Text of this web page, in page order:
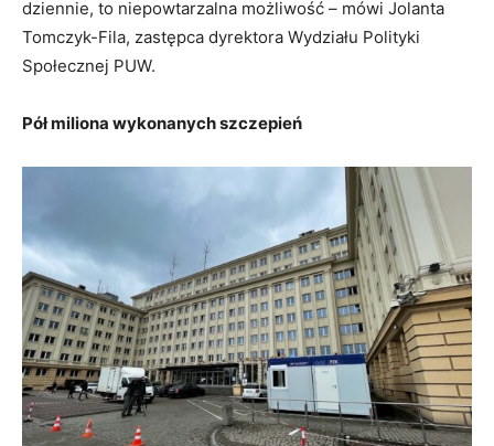
dziennie, to niepowtarzalna możliwość – mówi Jolanta
Tomczyk-Fila, zastępca dyrektora Wydziału Polityki
Społecznej PUW.
Pół miliona wykonanych szczepień